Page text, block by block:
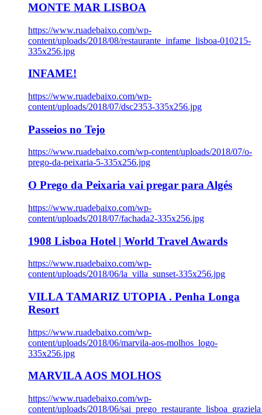
MONTE MAR LISBOA
https://www.ruadebaixo.com/wp-
content/uploads/2018/08/restaurante_infame_lisboa-010215-
335x256.jpg
INFAME!
https://www.ruadebaixo.com/wp-
content/uploads/2018/07/dsc2353-335x256.jpg
Passeios no Tejo
https://www.ruadebaixo.com/wp-content/uploads/2018/07/o-
prego-da-peixaria-5-335x256.jpg
O Prego da Peixaria vai pregar para Algés
https://www.ruadebaixo.com/wp-
content/uploads/2018/07/fachada2-335x256.jpg
1908 Lisboa Hotel | World Travel Awards
https://www.ruadebaixo.com/wp-
content/uploads/2018/06/la_villa_sunset-335x256.jpg
VILLA TAMARIZ UTOPIA . Penha Longa
Resort
https://www.ruadebaixo.com/wp-
content/uploads/2018/06/marvila-aos-molhos_logo-
335x256.jpg
MARVILA AOS MOLHOS
https://www.ruadebaixo.com/wp-
content/uploads/2018/06/